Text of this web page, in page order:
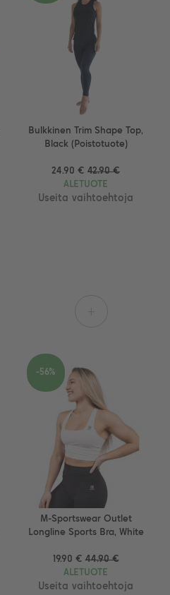
Bulkkinen Trim Shape Top,
Black (Poistotuote)
24.90 € 42.90 €
ALETUOTE
Useita vaihtoehtoja
M-Sportswear Outlet
Longline Sports Bra, White
19.90 € 44.90 €
ALETUOTE
Useita vaihtoehtoja
-56%